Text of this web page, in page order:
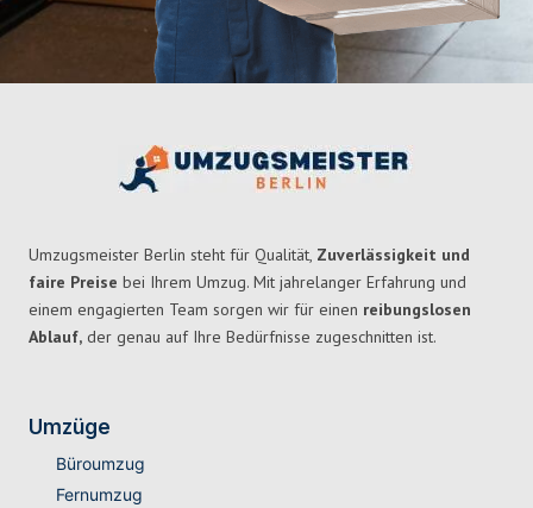
Umzugsmeister Berlin steht für Qualität, Zuverlässigkeit und
faire Preise bei Ihrem Umzug. Mit jahrelanger Erfahrung und
einem engagierten Team sorgen wir für einen reibungslosen
Ablauf, der genau auf Ihre Bedürfnisse zugeschnitten ist.
Umzüge
Büroumzug
Fernumzug